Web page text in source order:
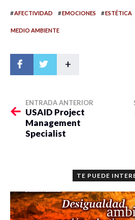
#AFECTIVIDAD #EMOCIONES #ESTÉTICA
MEDIO AMBIENTE
+
ENTRADA ANTERIOR
USAID Project
Management
Specialist
TE PUEDE